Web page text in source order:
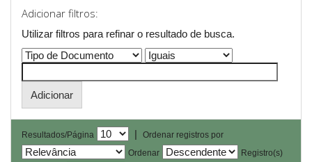
Adicionar filtros:
Utilizar filtros para refinar o resultado de busca.
Resultados/Página |
Ordenar registros por
Ordenar
Registro(s)